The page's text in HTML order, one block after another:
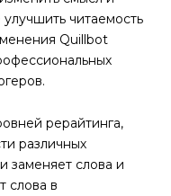
читаемость
Quillbot
рерайтинга,
различных
заменяет слова и
слова в